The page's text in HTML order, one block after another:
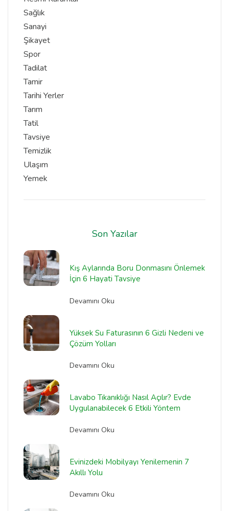
Sağlık
Sanayi
Şikayet
Spor
Tadilat
Tamir
Tarihi Yerler
Tarım
Tatil
Tavsiye
Temizlik
Ulaşım
Yemek
Son Yazılar
Kış Aylarında Boru Donmasını Önlemek
İçin 6 Hayati Tavsiye
Devamını Oku
Yüksek Su Faturasının 6 Gizli Nedeni ve
Çözüm Yolları
Devamını Oku
Lavabo Tıkanıklığı Nasıl Açılır? Evde
Uygulanabilecek 6 Etkili Yöntem
Devamını Oku
Evinizdeki Mobilyayı Yenilemenin 7
Akıllı Yolu
Devamını Oku